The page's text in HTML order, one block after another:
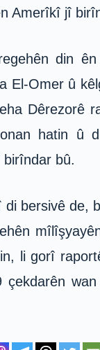
Amerîkî jî
din ên
El-Omer û
Dêrezorê
hatin û
bû.
di bersivê de,
li gorî